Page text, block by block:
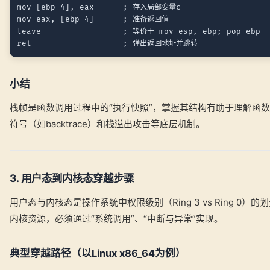
mov [ebp-4], eax      ; 存入局部变量c
mov eax, [ebp-4]      ; 准备返回值
leave                 ; 等价于 mov esp, ebp; pop ebp
小结
栈帧是函数调用过程中的“执行快照”，掌握其结构有助于理解函
符号（如backtrace）和栈溢出攻击等底层机制。
3. 用户态到内核态穿越步骤
用户态与内核态是操作系统中权限级别（Ring 3 vs Ring 0）的
内核资源，必须通过“系统调用”、“中断与异常”实现。
典型穿越路径（以Linux x86_64为例）